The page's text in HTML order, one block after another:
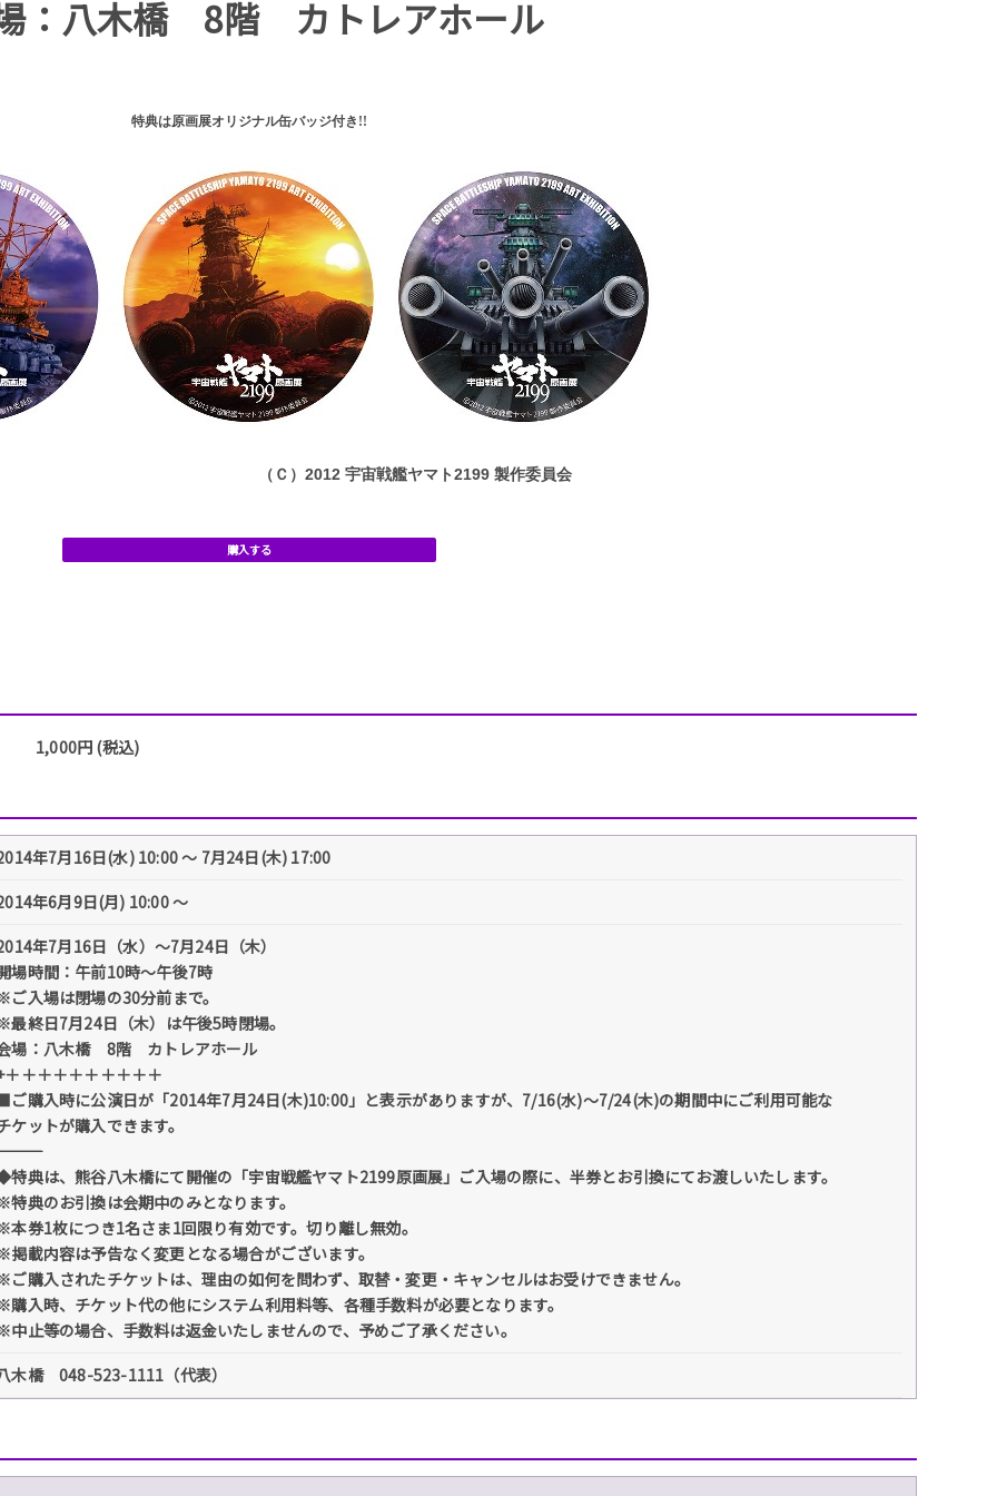
：八木橋 8階 カトレアホール
特典は原画展オリジナル缶バッジ付き!!
2012 宇宙戦艦ヤマト2199 製作委員会
購入する
1,000円 (税込)
年7月16日(水) 10:00 〜 7月24日(木) 17:00
年6月9日(月) 10:00 〜
年7月16日（水）～7月24日（木）
場時間：午前10時～午後7時
ご入場は閉場の30分前まで。
最終日7月24日（木）は午後5時閉場。
場：八木橋 8階 カトレアホール
＋＋＋＋＋＋＋＋＋＋
ご購入時に公演日が「2014年7月24日(木)10:00」と表示がありますが、7/16(水)～7/24(木)の期間中にご利用可能な
ケットが購入できます。
特典は、熊谷八木橋にて開催の「宇宙戦艦ヤマト2199原画展」ご入場の際に、半券とお引換にてお渡しいたします。
特典のお引換は会期中のみとなります。
本券1枚につき1名さま1回限り有効です。切り離し無効。
掲載内容は予告なく変更となる場合がございます。
ご購入されたチケットは、理由の如何を問わず、取替・変更・キャンセルはお受けできません。
購入時、チケット代の他にシステム利用料等、各種手数料が必要となります。
中止等の場合、手数料は返金いたしませんので、予めご了承ください。
木橋 048-523-1111（代表）